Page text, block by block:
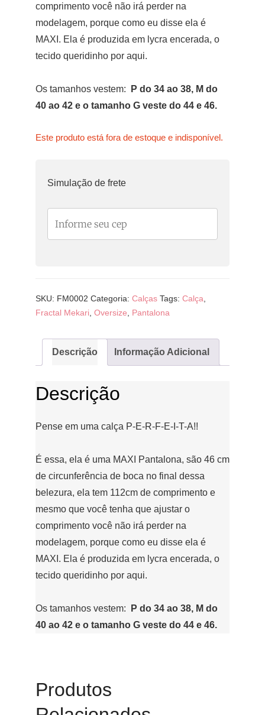
comprimento você não irá perder na
modelagem, porque como eu disse ela é
MAXI. Ela é produzida em lycra encerada, o
tecido queridinho por aqui.
Os tamanhos vestem:
P do 34 ao 38, M do
40 ao 42 e o tamanho G veste do 44 e 46.
Este produto está fora de estoque e indisponível.
Simulação de frete
SKU: FM0002 Categoria: Calças Tags: Calça
Fractal Mekari Oversize Pantalona
Descrição Informação Adicional
Descrição
Pense em uma calça P-E-R-F-E-I-T-A!!
É essa, ela é uma MAXI Pantalona, são 46 cm
de circunferência de boca no final dessa
belezura, ela tem 112cm de comprimento e
mesmo que você tenha que ajustar o
comprimento você não irá perder na
modelagem, porque como eu disse ela é
MAXI. Ela é produzida em lycra encerada, o
tecido queridinho por aqui.
Os tamanhos vestem:
P do 34 ao 38, M do
40 ao 42 e o tamanho G veste do 44 e 46.
Produtos